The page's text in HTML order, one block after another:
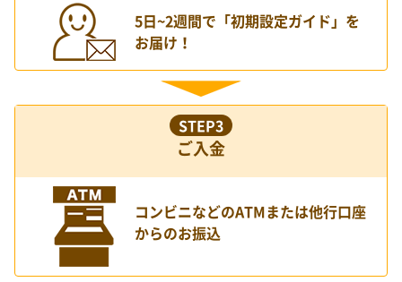
5日~2週間で「初期設定ガイド」を
お届け！
STEP3
ご入金
コンビニなどのATMまたは他行口座
からのお振込